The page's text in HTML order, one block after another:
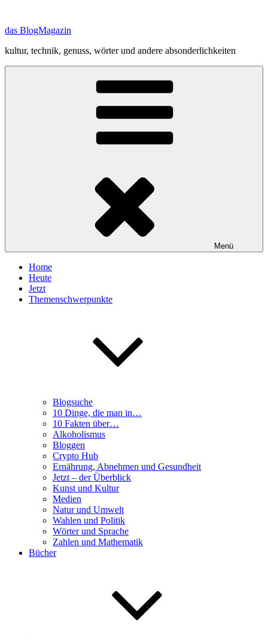
springen
das BlogMagazin
kultur, technik, genuss, wörter und andere absonderlichkeiten
Menü
Home
Heute
Jetzt
Themenschwerpunkte
Blogsuche
10 Dinge, die man in…
10 Fakten über…
Alkoholismus
Bloggen
Crypto Hub
Ernährung, Abnehmen und Gesundheit
Jetzt – der Überblick
Kunst und Kultur
Medien
Natur und Umwelt
Wahlen und Politik
Wörter und Sprache
Zahlen und Mathematik
Bücher